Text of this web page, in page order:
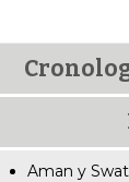
Aman y